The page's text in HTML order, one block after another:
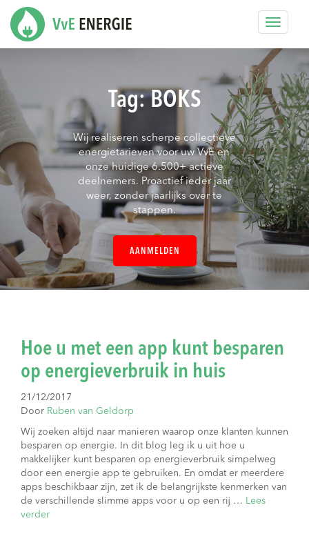
Toggle
Tag:BOKS
Wij realiseren scherpe collectieve
energietarieven voor uw VvE en
onze huidige 6.500+ actieve
deelnemers. Proactief ieder jaar
weer, zonder jaarlijks over te
stappen.
AANMELDEN
Hoe u met een app kunt besparen
op energieverbruik in huis
21/12/2017
Door Ruben van Geldorp
Wij zoeken altijd naar manieren waarop onze klanten kunnen
besparen op energie. In dit blog leg ik u uit hoe u
makkelijker kunt besparen op energieverbruik simpelweg
door een energie app te gebruiken. En omdat er meerdere
apps beschikbaar zijn, zet ik de belangrijkste kenmerken van
de verschillende slimme apps voor u op een rij … Lees
verder